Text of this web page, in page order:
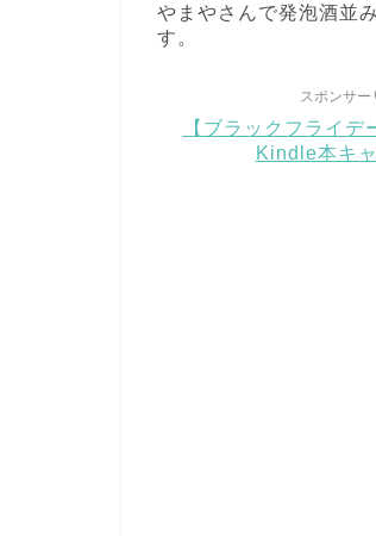
やまやさんで発泡酒並
す。
スポンサー
【ブラックフライ
Kindle本キ